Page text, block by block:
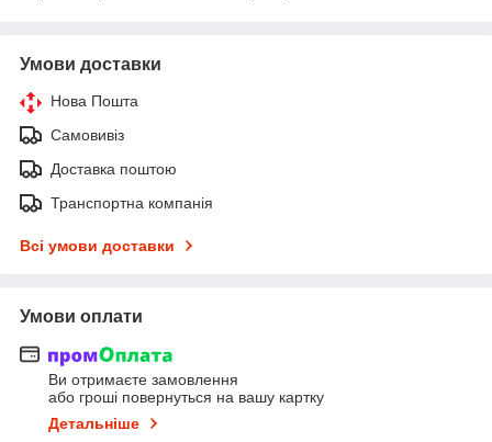
Умови доставки
Нова Пошта
Самовивіз
Доставка поштою
Транспортна компанія
Всі умови доставки
Умови оплати
Ви отримаєте замовлення
або гроші повернуться на вашу картку
Детальніше